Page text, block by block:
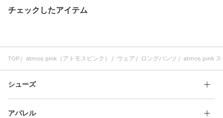
チェックしたアイテム
TOP atmos pink（アトモスピンク） ウェア ロングパンツ atmos pink ス
シューズ
アパレル